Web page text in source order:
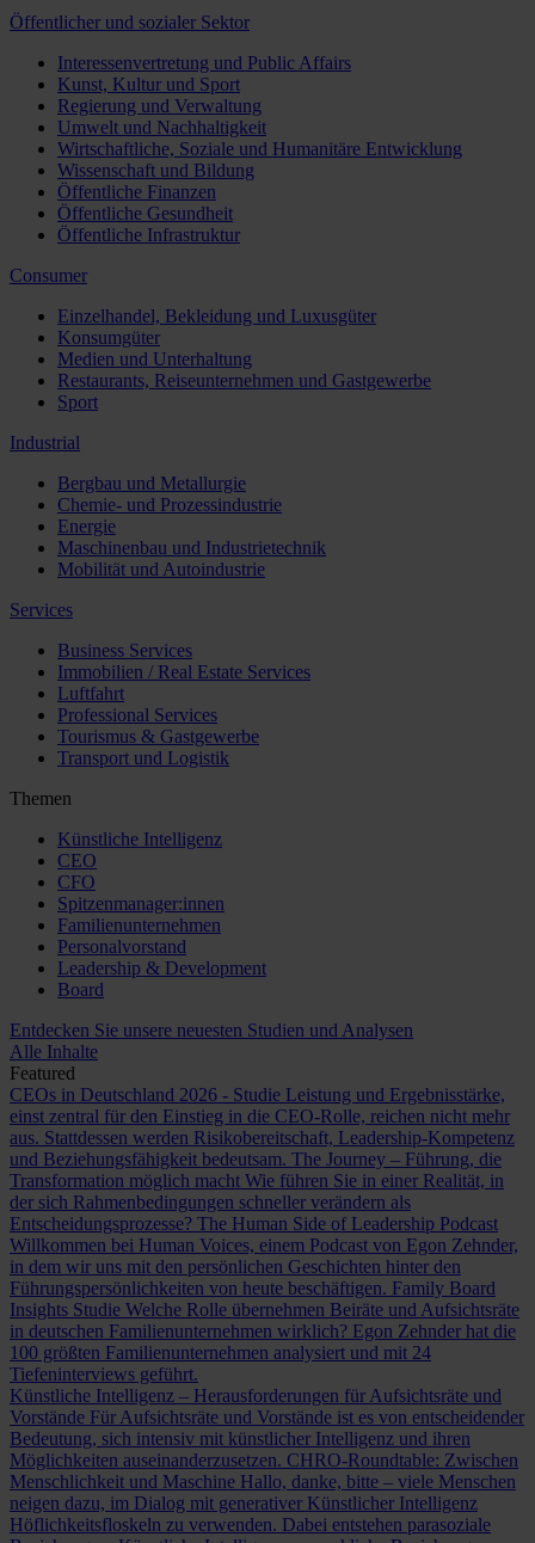
Öffentlicher und sozialer Sektor
Interessenvertretung und Public Affairs
Kunst, Kultur und Sport
Regierung und Verwaltung
Umwelt und Nachhaltigkeit
Wirtschaftliche, Soziale und Humanitäre Entwicklung
Wissenschaft und Bildung
Öffentliche Finanzen
Öffentliche Gesundheit
Öffentliche Infrastruktur
Consumer
Einzelhandel, Bekleidung und Luxusgüter
Konsumgüter
Medien und Unterhaltung
Restaurants, Reiseunternehmen und Gastgewerbe
Sport
Industrial
Bergbau und Metallurgie
Chemie- und Prozessindustrie
Energie
Maschinenbau und Industrietechnik
Mobilität und Autoindustrie
Services
Business Services
Immobilien / Real Estate Services
Luftfahrt
Professional Services
Tourismus & Gastgewerbe
Transport und Logistik
Themen
Künstliche Intelligenz
CEO
CFO
Spitzenmanager:innen
Familienunternehmen
Personalvorstand
Leadership & Development
Board
Entdecken Sie unsere neuesten Studien und Analysen
Alle Inhalte
Featured
CEOs in Deutschland 2026 - Studie Leistung und Ergebnisstärke,
einst zentral für den Einstieg in die CEO-Rolle, reichen nicht mehr
aus. Stattdessen werden Risikobereitschaft, Leadership-Kompetenz
und Beziehungsfähigkeit bedeutsam. The Journey – Führung, die
Transformation möglich macht Wie führen Sie in einer Realität, in
der sich Rahmenbedingungen schneller verändern als
Entscheidungsprozesse? The Human Side of Leadership Podcast
Willkommen bei Human Voices, einem Podcast von Egon Zehnder,
in dem wir uns mit den persönlichen Geschichten hinter den
Führungspersönlichkeiten von heute beschäftigen. Family Board
Insights Studie Welche Rolle übernehmen Beiräte und Aufsichtsräte
in deutschen Familienunternehmen wirklich? Egon Zehnder hat die
100 größten Familienunternehmen analysiert und mit 24
Tiefeninterviews geführt.
Künstliche Intelligenz – Herausforderungen für Aufsichtsräte und
Vorstände Für Aufsichtsräte und Vorstände ist es von entscheidender
Bedeutung, sich intensiv mit künstlicher Intelligenz und ihren
Möglichkeiten auseinanderzusetzen. CHRO-Roundtable: Zwischen
Menschlichkeit und Maschine Hallo, danke, bitte – viele Menschen
neigen dazu, im Dialog mit generativer Künstlicher Intelligenz
Höflichkeitsfloskeln zu verwenden. Dabei entstehen parasoziale